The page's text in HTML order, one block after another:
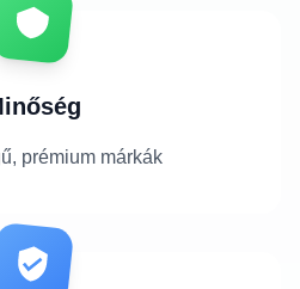
prémium márkák